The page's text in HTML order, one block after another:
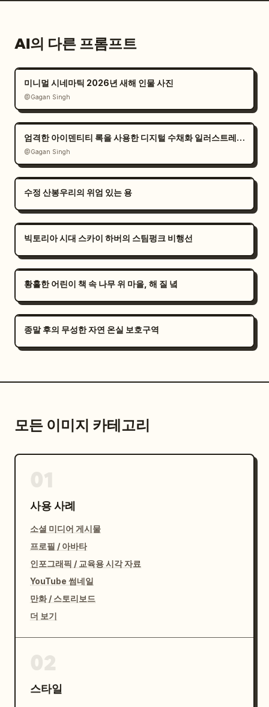
AI의 다른 프롬프트
미니멀 시네마틱 2026년 새해 인물 사진
@Gagan Singh
엄격한 아이덴티티 록을 사용한 디지털 수채화 일러스트레이션
@Gagan Singh
수정 산봉우리의 위엄 있는 용
빅토리아 시대 스카이 하버의 스팀펑크 비행선
황홀한 어린이 책 속 나무 위 마을, 해 질 녘
종말 후의 무성한 자연 온실 보호구역
모든 이미지 카테고리
사용 사례
소셜 미디어 게시물
프로필 / 아바타
인포그래픽 / 교육용 시각 자료
YouTube 썸네일
만화 / 스토리보드
더 보기
스타일